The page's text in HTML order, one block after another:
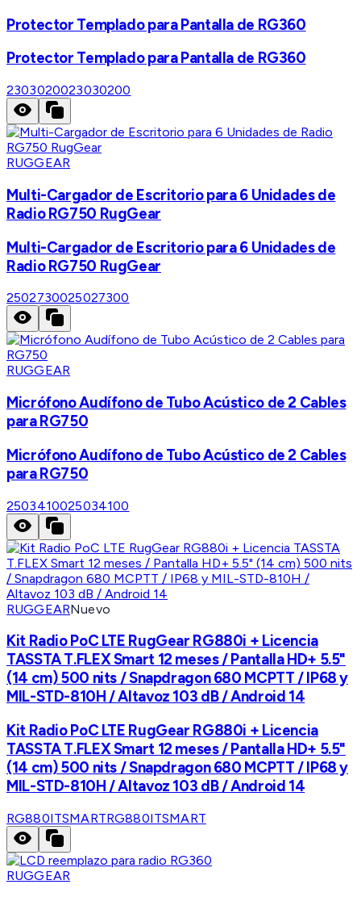
Protector Templado para Pantalla de RG360
Protector Templado para Pantalla de RG360
2303020023030200
RUGGEAR
Multi-Cargador de Escritorio para 6 Unidades de
Radio RG750 RugGear
Multi-Cargador de Escritorio para 6 Unidades de
Radio RG750 RugGear
2502730025027300
RUGGEAR
Micrófono Audífono de Tubo Acústico de 2 Cables
para RG750
Micrófono Audífono de Tubo Acústico de 2 Cables
para RG750
2503410025034100
RUGGEARNuevo
Kit Radio PoC LTE RugGear RG880i + Licencia
TASSTA T.FLEX Smart 12 meses / Pantalla HD+ 5.5"
(14 cm) 500 nits / Snapdragon 680 MCPTT / IP68 y
MIL-STD-810H / Altavoz 103 dB / Android 14
Kit Radio PoC LTE RugGear RG880i + Licencia
TASSTA T.FLEX Smart 12 meses / Pantalla HD+ 5.5"
(14 cm) 500 nits / Snapdragon 680 MCPTT / IP68 y
MIL-STD-810H / Altavoz 103 dB / Android 14
RG880ITSMARTRG880ITSMART
RUGGEAR